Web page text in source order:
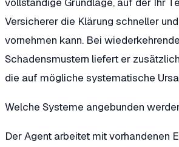
Versicherer die Klärung schneller
vornehmen kann. Bei
Schadensmustern liefert er
die auf mögliche systematische
Welche Systeme angebunden
Der Agent arbeitet mit vorhandenen